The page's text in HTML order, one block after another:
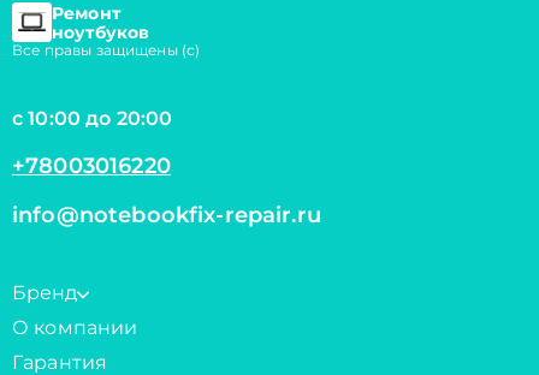
Ремонт
ноутбуков
Все правы защищены (с)
с 10:00 до 20:00
+78003016220
info@notebookfix-repair.ru
Бренд
О компании
Гарантия